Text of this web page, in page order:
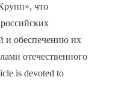
что
и обеспечению их
отечественного
is devoted to